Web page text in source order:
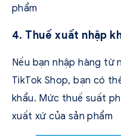
phẩm
4. Thuế xuất nhập
Nếu bạn nhập hàng từ
TikTok Shop, bạn có
khẩu. Mức thuế suất
xuất xứ của sản phẩm